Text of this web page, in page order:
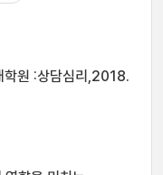
학원 :상담심리,2018.